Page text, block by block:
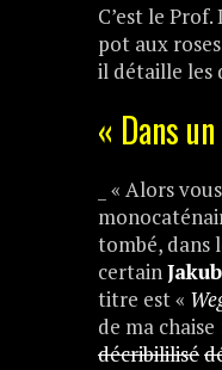
C’est le
pot aux
il détaille les
« Dans
_ « Alors
tombé, dans
certain
titre est «
de ma
décribililisé